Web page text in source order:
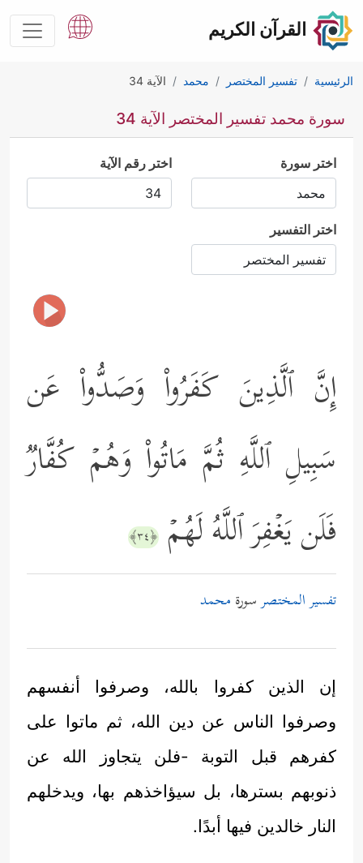
القرآن الكريم
الرئيسية تفسير المختصر محمد الآية 34
سورة محمد تفسير المختصر الآية 34
اختر سورة اختر رقم الآية
اختر التفسير
إِنَّ ٱلَّذِینَ كَفَرُواْ وَصَدُّواْ عَن
سَبِیلِ ٱللَّهِ ثُمَّ مَاتُواْ وَهُمۡ كُفَّارࣱ
فَلَن یَغۡفِرَ ٱللَّهُ لَهُمۡ ﴿٣٤﴾
تفسير المختصرسورة محمد
إن الذين كفروا بالله، وصرفوا أنفسهم
وصرفوا الناس عن دين الله، ثم ماتوا على
كفرهم قبل التوبة -فلن يتجاوز الله عن
ذنوبهم بسترها، بل سيؤاخذهم بها، ويدخلهم
النار خالدين فيها أبدًا.